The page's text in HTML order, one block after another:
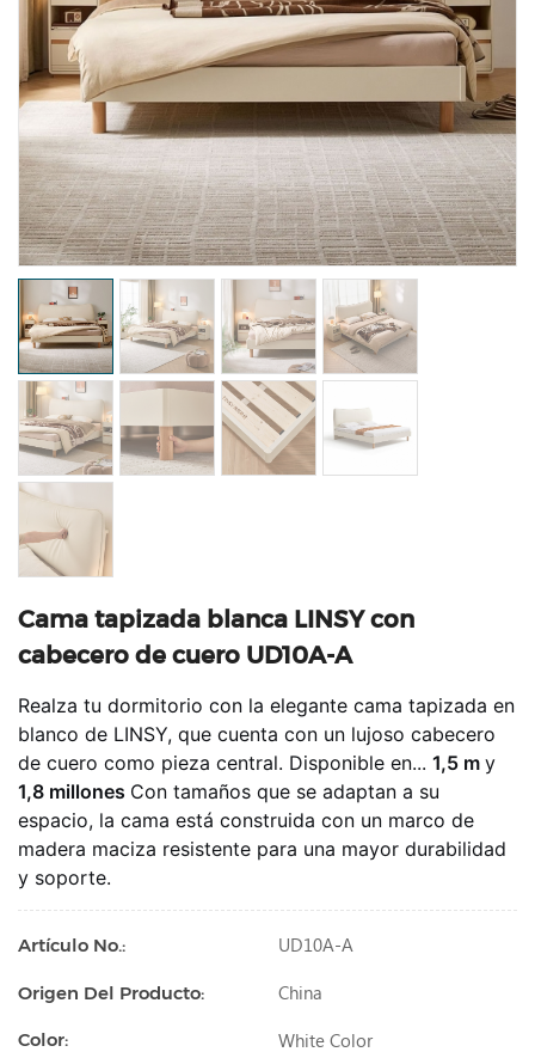
Cama tapizada blanca LINSY con
cabecero de cuero UD10A-A
Realza tu dormitorio con la elegante cama tapizada en
blanco de LINSY, que cuenta con un lujoso cabecero
de cuero como pieza central. Disponible en... 1,5 m y
1,8 millones Con tamaños que se adaptan a su
espacio, la cama está construida con un marco de
madera maciza resistente para una mayor durabilidad
y soporte.
Artículo No.: UD10A-A
Origen Del Producto: China
Color: White Color